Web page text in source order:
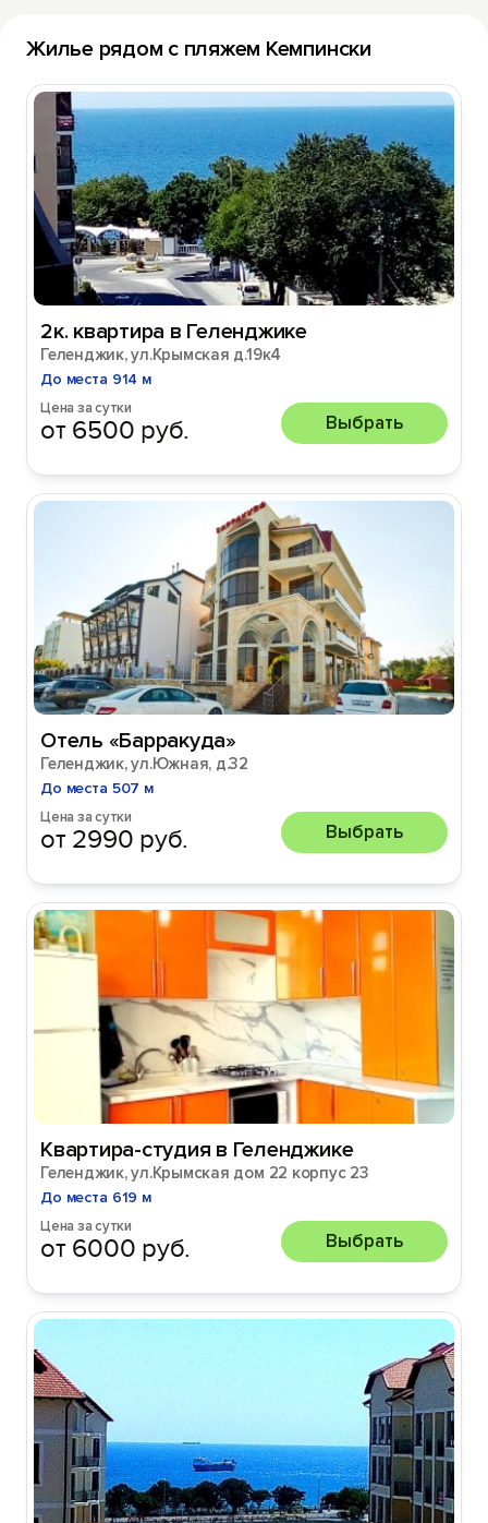
Жилье рядом с пляжем Кемпински
2к. квартира в Геленджике
Геленджик, ул.Крымская д.19к4
До места 914 м
Цена за сутки
от 6500 руб. Выбрать
Отель «Барракуда»
Геленджик, ул.Южная, д.32
До места 507 м
Цена за сутки
от 2990 руб. Выбрать
Квартира-студия в Геленджике
Геленджик, ул.Крымская дом 22 корпус 23
До места 619 м
Цена за сутки
от 6000 руб. Выбрать